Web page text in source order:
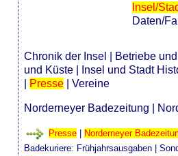
Insel/
Daten/
Chronik der Insel Betriebe
und Küste
Insel und Stadt
Presse |Vereine
Norderneyer Badezeitung
Presse Norderneyer
Badekuriere: Frühjahrsausgaben |